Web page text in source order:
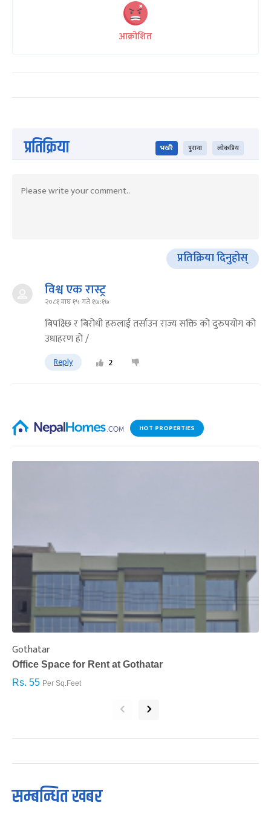
आक्रोशित
प्रतिक्रिया भर्खरै पुराना लोकप्रिय
प्रतिक्रिया दिनुहोस्
विश्व एक रास्ट्र
२०८१ माघ १५ गते १७:१७
बिपक्ष्छि र बिरोधी हरुलाई तर्साउन राज्य सक्ति को दुरुपयोग को
उधाहरण हो /
Reply 2
HOT PROPERTIES
Gothatar
Office Space for Rent at Gothatar
Rs. 55 Per Sq.Feet
‹ ›
सम्बन्धित खबर